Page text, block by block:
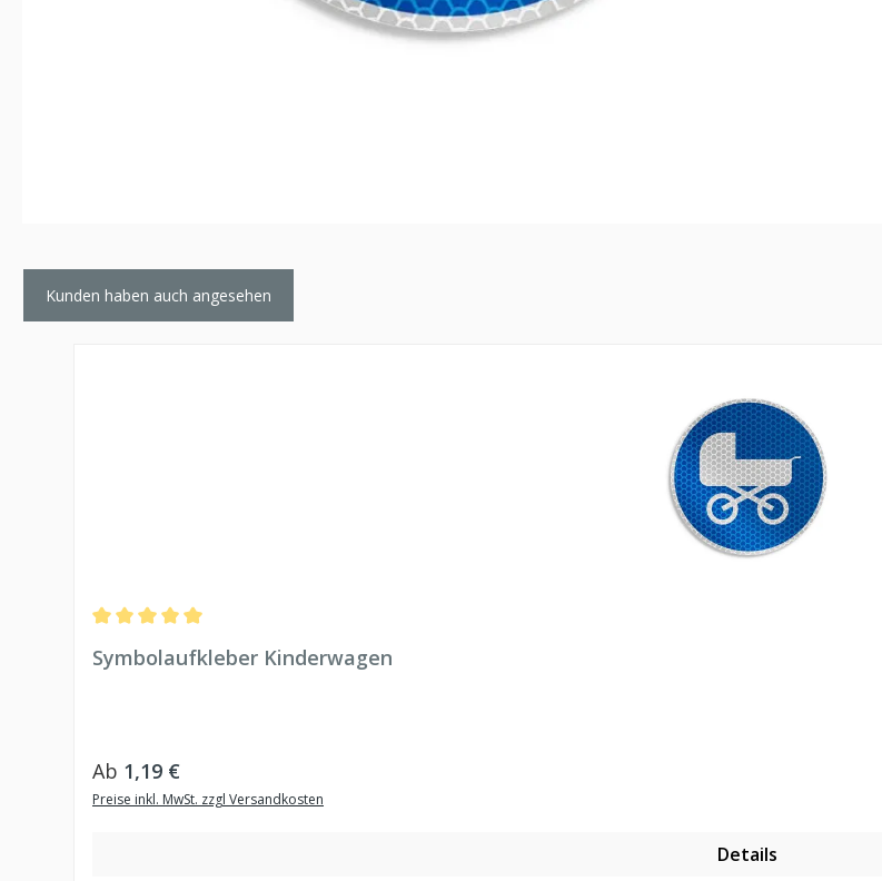
Kunden haben auch angesehen
Symbolaufkleber Kinderwagen
Regulärer Preis:
Ab 1,19 €
Preise inkl. MwSt. zzgl Versandkosten
Details